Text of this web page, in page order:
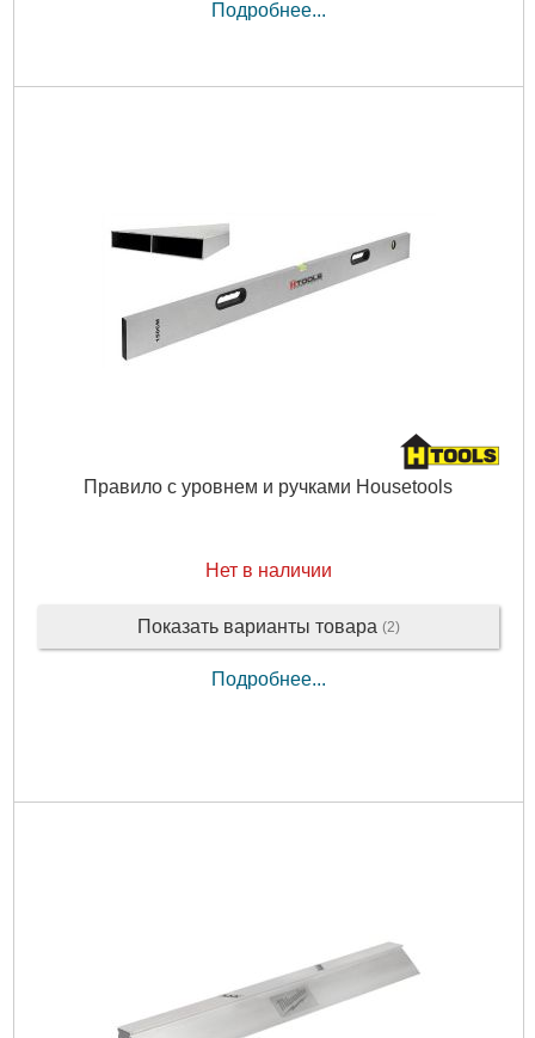
Подробнее...
Правило с уровнем и ручками Housetools
Нет в наличии
Показать варианты товара (2)
Подробнее...